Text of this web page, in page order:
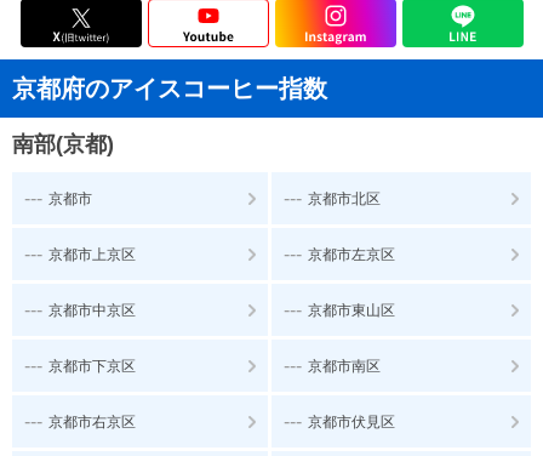
京都府のアイスコーヒー指数
南部(京都)
--- 京都市 --- 京都市北区
--- 京都市上京区 --- 京都市左京区
--- 京都市中京区 --- 京都市東山区
--- 京都市下京区 --- 京都市南区
--- 京都市右京区 --- 京都市伏見区